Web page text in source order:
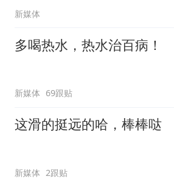
新媒体
多喝热水，热水治百病！
新媒体 69跟贴
这滑的挺远的哈，棒棒哒
新媒体 2跟贴